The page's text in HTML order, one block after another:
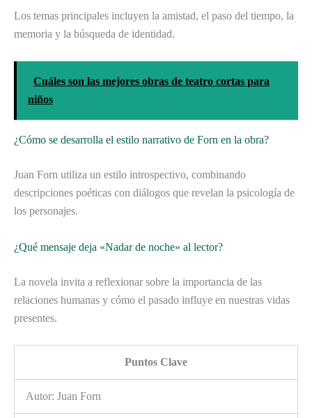
Los temas principales incluyen la amistad, el paso del tiempo, la
memoria y la búsqueda de identidad.
Cuáles son las mejores obras de teatro cortas para
niños
¿Cómo se desarrolla el estilo narrativo de Forn en la obra?
Juan Forn utiliza un estilo introspectivo, combinando
descripciones poéticas con diálogos que revelan la psicología de
los personajes.
¿Qué mensaje deja «Nadar de noche» al lector?
La novela invita a reflexionar sobre la importancia de las
relaciones humanas y cómo el pasado influye en nuestras vidas
presentes.
Puntos Clave
Autor: Juan Forn